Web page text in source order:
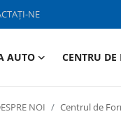
NE
AUTO CENTRU DE
NOI Centrul de